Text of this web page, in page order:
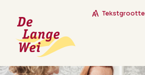
Tekstgrootte